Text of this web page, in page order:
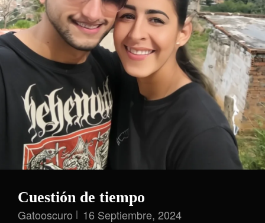
Cuestión de tiempo
Gatooscuro 16 Septiembre, 2024